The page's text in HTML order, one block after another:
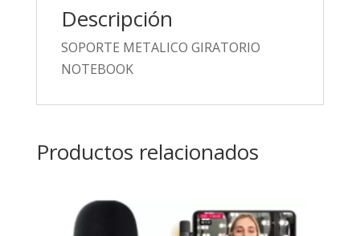
Descripción
SOPORTE METALICO GIRATORIO
NOTEBOOK
Productos relacionados